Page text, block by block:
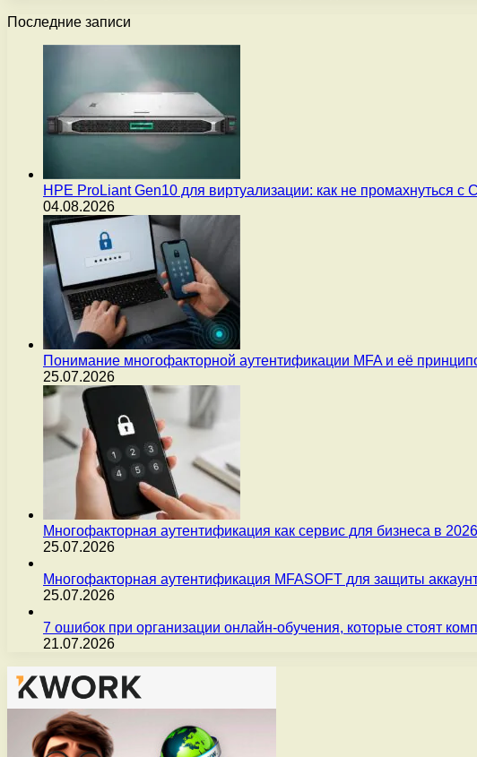
Последние записи
HPE ProLiant Gen10 для виртуализации: как не промахнуться с
04.08.2026
Понимание многофакторной аутентификации MFA и её
25.07.2026
Многофакторная аутентификация как сервис для бизнеса в
25.07.2026
Многофакторная аутентификация MFASOFT для защиты
25.07.2026
7 ошибок при организации онлайн-обучения, которые стоят
21.07.2026